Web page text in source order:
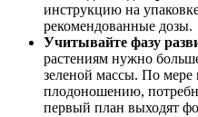
инструкцию на
рекомендованные дозы.
Учитывайте фазу
растениям нужно
зеленой массы. По мере
плодоношению,
первый план выходят